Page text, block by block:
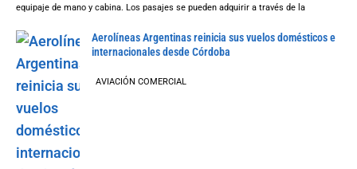
equipaje de mano y cabina. Los pasajes se pueden adquirir a través de la
Aerolíneas Argentinas reinicia sus vuelos domésticos e
internacionales desde Córdoba
AVIACIÓN COMERCIAL